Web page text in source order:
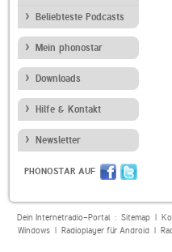
Beliebteste Podcasts
Mein phonostar
Downloads
Hilfe & Kontakt
Newsletter
PHONOSTAR AUF
Dein Internetradio-Portal : Sitemap|
Windows| Radioplayer für Android|